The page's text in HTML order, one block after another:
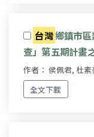
台灣鄉鎮市
查」第五期計畫
作者： 侯佩君, 杜
全文下載